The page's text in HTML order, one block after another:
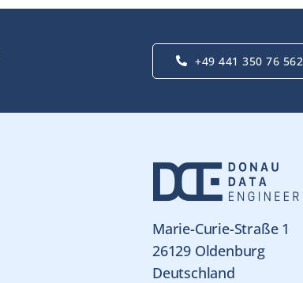
+49 441 350 76 562
Marie-Curie-Straße 1
26129 Oldenburg
Deutschland